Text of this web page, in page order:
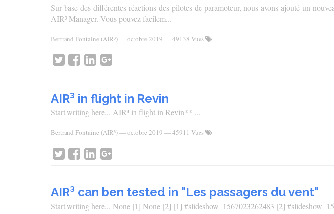
Sur base des différentes réactions des pilotes de paramoteur, nous avons ajouté un
AIR³ Manager. Vous pouvez facilem...
Bertrand Fontaine (AIR³)—octobre 2019 — 49138 Vues
AIR³ in flight in Revin
Start writing here... AIR³ in flight in Revin** ...
Bertrand Fontaine (AIR³)—octobre 2019 — 45911 Vues
AIR³ can ben tested in "Les passagers du vent"
Start writing here... None [1] None [2] [1] #slideshow_1567023262483 [2]